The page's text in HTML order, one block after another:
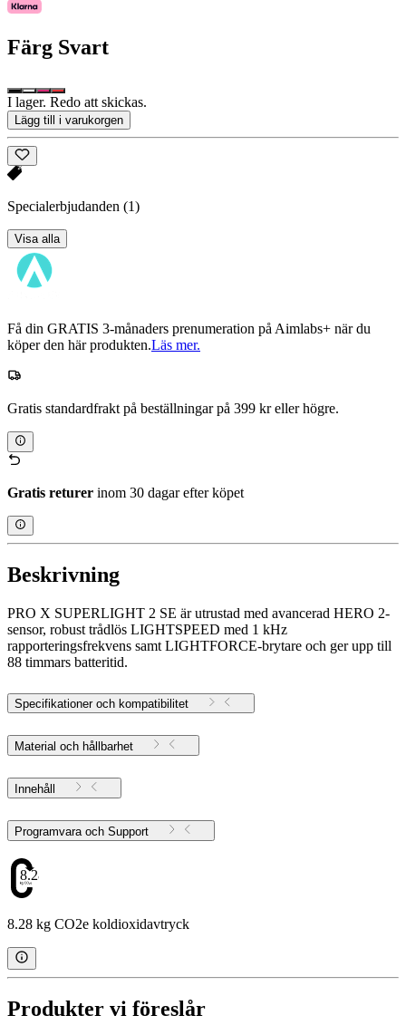
Färg Svart
I lager. Redo att skickas.
Lägg till i varukorgen
Specialerbjudanden (1)
Visa alla
Få din GRATIS 3-månaders prenumeration på Aimlabs+ när du
köper den här produkten.Läs mer.
Gratis standardfrakt på beställningar på 399 kr eller högre.
Gratis returer inom 30 dagar efter köpet
Beskrivning
PRO X SUPERLIGHT 2 SE är utrustad med avancerad HERO 2-
sensor, robust trådlös LIGHTSPEED med 1 kHz
rapporteringsfrekvens samt LIGHTFORCE-brytare och ger upp till
88 timmars batteritid.
Specifikationer och kompatibilitet
Material och hållbarhet
Innehåll
Programvara och Support
8.28
8.28 kg CO2e koldioxidavtryck
Produkter vi föreslår